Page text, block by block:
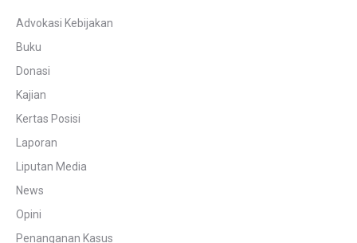
Advokasi Kebijakan
Buku
Donasi
Kajian
Kertas Posisi
Laporan
Liputan Media
News
Opini
Penanganan Kasus